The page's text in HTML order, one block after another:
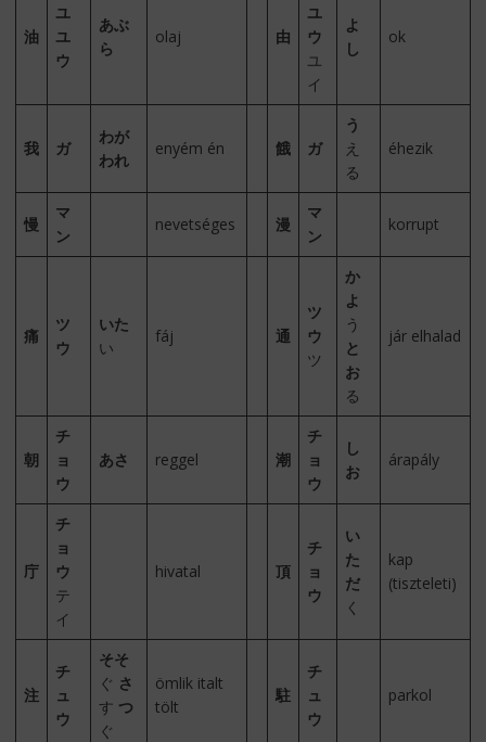
油
ユ
ユ
ウ
あぶ
ら
olaj 由
ユ
ウ
ユ
イ
よ
し
ok
我 ガ
わが
われ
enyém én 餓 ガ
う
え
る
éhezik
慢
マ
ン
nevetséges 漫
マ
ン
korrupt
痛
ツ
ウ
いた
い
fáj 通
ツ
ウ
ツ
か
よ
う
と
お
る
jár elhalad
朝
チ
ョ
ウ
あさ reggel 潮
チ
ョ
ウ
し
お
árapály
庁
チ
ョ
ウ
テ
イ
hivatal 頂
チ
ョ
ウ
い
た
だ
く
kap
(tiszteleti)
注
チ
ュ
ウ
そそ
ぐ さ
す つ
ぐ
ömlik italt
tölt
駐
チ
ュ
ウ
parkol